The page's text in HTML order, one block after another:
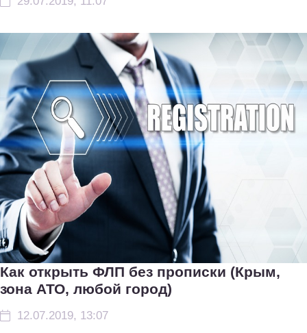
Как открыть ФЛП без прописки (Крым,
зона АТО, любой город)
12.07.2019, 13:07